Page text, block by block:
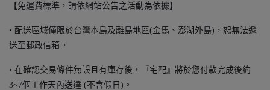
【免運費標準，請依網站公告之活動為依據】
• 配送區域僅限於台灣本島及離島地區(金馬、澎湖外島)，恕無法遞
送至郵政信箱。
• 在確認交易條件無誤且有庫存後，『宅配』將於您付款完成後約
3~7個工作天內送達 (不含假日)。